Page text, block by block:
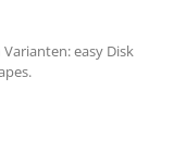
easy Disk